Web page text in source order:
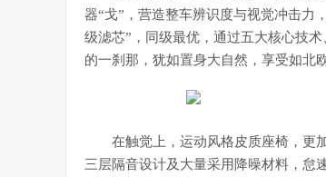
器“戈”，营造整车辨识度与视觉冲击力
级滤芯”，同级最优，通过五大核心技
的一刹那，犹如置身大自然，享受如北
在触觉上，运动风格皮质座椅，更
三层隔音设计及大量采用降噪材料，怠